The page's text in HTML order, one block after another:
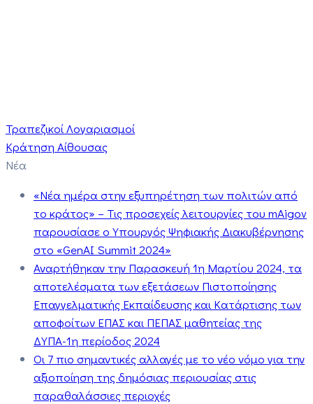
Τραπεζικοί Λογαριασμοί
Κράτηση Αίθουσας
Νέα
«Νέα ημέρα στην εξυπηρέτηση των πολιτών από
το κράτος» – Τις προσεχείς λειτουργίες του mAigov
παρουσίασε ο Υπουργός Ψηφιακής Διακυβέρνησης
στο «GenAI Summit 2024»
Αναρτήθηκαν την Παρασκευή 1η Μαρτίου 2024, τα
αποτελέσματα των εξετάσεων Πιστοποίησης
Επαγγελματικής Εκπαίδευσης και Κατάρτισης των
αποφοίτων ΕΠΑΣ και ΠΕΠΑΣ μαθητείας της
ΔΥΠΑ-1η περίοδος 2024
Οι 7 πιο σημαντικές αλλαγές με το νέο νόμο για την
αξιοποίηση της δημόσιας περιουσίας στις
παραθαλάσσιες περιοχές